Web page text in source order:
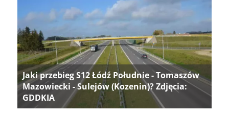
Jaki przebieg S12 Łódź Południe - Tomaszów
Mazowiecki - Sulejów (Kozenin)? Zdjęcia:
GDDKIA